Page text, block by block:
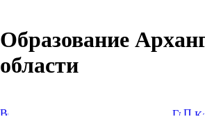
Образование
области